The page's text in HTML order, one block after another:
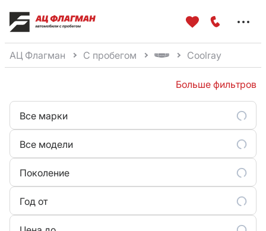
АЦ Флагман С пробегом Coolray
Больше фильтров
Все марки
Все модели
Поколение
Год от